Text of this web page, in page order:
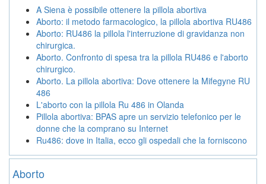
A Siena è possibile ottenere la pillola abortiva
Aborto: il metodo farmacologico, la pillola abortiva RU486
Aborto: RU486 la pillola l'interruzione di gravidanza non
chirurgica.
Aborto. Confronto di spesa tra la pillola RU486 e l'aborto
chirurgico.
Aborto. La pillola abortiva: Dove ottenere la Mifegyne RU
486
L'aborto con la pillola Ru 486 in Olanda
Pillola abortiva: BPAS apre un servizio telefonico per le
donne che la comprano su Internet
Ru486: dove in Italia, ecco gli ospedali che la forniscono
Aborto